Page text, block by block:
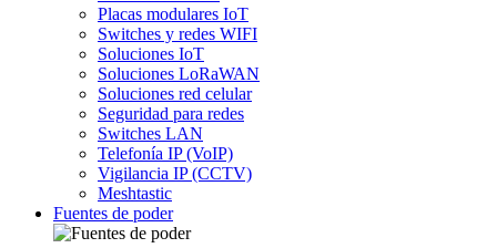
Placas modulares IoT
Switches y redes WIFI
Soluciones IoT
Soluciones LoRaWAN
Soluciones red celular
Seguridad para redes
Switches LAN
Telefonía IP (VoIP)
Vigilancia IP (CCTV)
Meshtastic
Fuentes de poder